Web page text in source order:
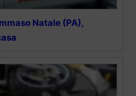
Natale (PA),